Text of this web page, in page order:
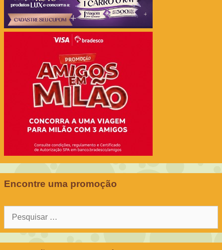
Encontre uma promoção
Pesquisar